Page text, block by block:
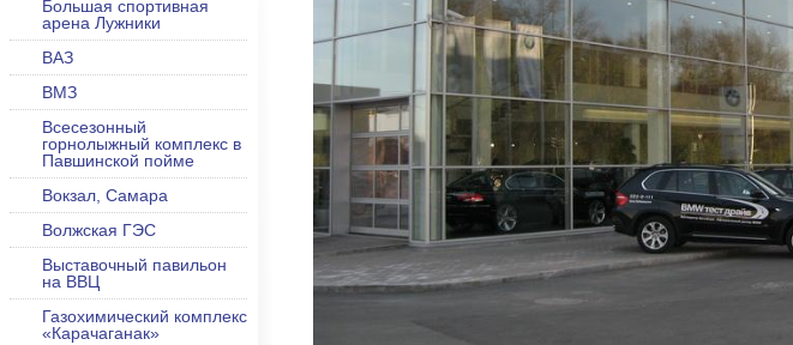
Большая спортивная
арена Лужники
ВАЗ
ВМЗ
Всесезонный
горнолыжный комплекс в
Павшинской пойме
Вокзал, Самара
Волжская ГЭС
Выставочный павильон
на ВВЦ
Газохимический комплекс
«Карачаганак»